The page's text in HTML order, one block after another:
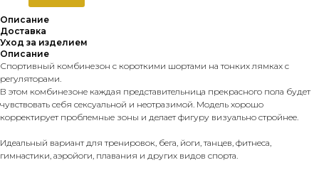
Описание
Доставка
Уход за изделием
Описание
Спортивный комбинезон с короткими шортами на тонких лямках с
регуляторами.
В этом комбинезоне каждая представительница прекрасного пола будет
чувствовать себя сексуальной и неотразимой. Модель хорошо
корректирует проблемные зоны и делает фигуру визуально стройнее.
Идеальный вариант для тренировок, бега, йоги, танцев, фитнеса,
гимнастики, аэройоги, плавания и других видов спорта.